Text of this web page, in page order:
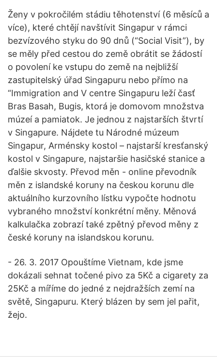
Ženy v pokročilém stádiu těhotenství (6 měsíců a
více), které chtějí navštívit Singapur v rámci
bezvízového styku do 90 dnů (“Social Visit”), by
se měly před cestou do země obrátit se žádostí
o povolení ke vstupu do země na nejbližší
zastupitelský úřad Singapuru nebo přímo na
“Immigration and V centre Singapuru leží časť
Bras Basah, Bugis, ktorá je domovom množstva
múzeí a pamiatok. Je jednou z najstarších štvrtí
v Singapure. Nájdete tu Národné múzeum
Singapur, Arménsky kostol – najstarší kresťanský
kostol v Singapure, najstaršie hasičské stanice a
ďalšie skvosty. Převod měn - online převodník
měn z islandské koruny na českou korunu dle
aktuálního kurzovního lístku vypočte hodnotu
vybraného množství konkrétní měny. Měnová
kalkulačka zobrazí také zpětný převod měny z
české koruny na islandskou korunu.
- 26. 3. 2017 Opouštíme Vietnam, kde jsme
dokázali sehnat točené pivo za 5Kč a cigarety za
25Kč a míříme do jedné z nejdražších zemí na
světě, Singapuru. Který blázen by sem jel pařit,
žejo.